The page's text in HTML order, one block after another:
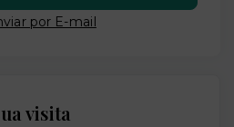
por E-mail
visita